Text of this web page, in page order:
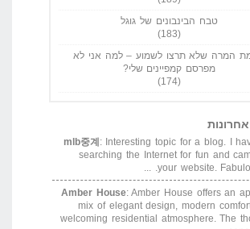
של גוגל
לשמוע – למה אני לא
שלי?
mlb중계: Interesting topic
searching the Internet
your
Amber House : Amber
mix of elegant design,
welcoming residential